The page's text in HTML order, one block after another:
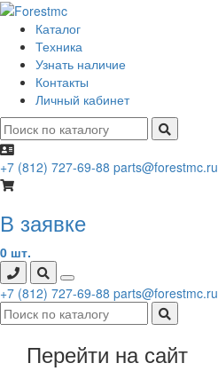
Каталог
Техника
Узнать наличие
Контакты
Личный кабинет
+7 (812) 727-69-88 parts@forestmc.ru
В заявке
0 шт.
+7 (812) 727-69-88 parts@forestmc.ru
Перейти на сайт